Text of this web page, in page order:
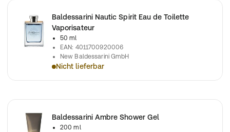
Baldessarini Nautic Spirit Eau de Toilette
Vaporisateur
50 ml
EAN: 4011700920006
New Baldessarini GmbH
Nicht lieferbar
Baldessarini Ambre Shower Gel
200 ml